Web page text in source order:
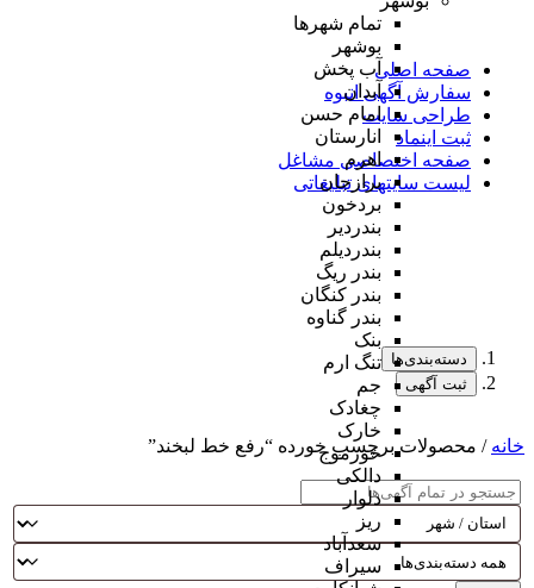
تمام شهر‌ها
بوشهر
آب پخش
آبدان
امام حسن
انارستان
اهرم
برازجان
بردخون
بندردیر
بندردیلم
بندر ریگ
بندر کنگان
بندر گناوه
بنک
تنگ ارم
جم
چغادک
خارک
خورموج
دالکی
دلوار
ریز
سعدآباد
سیراف
صفحه اصلی
سفارش آگهی انبوه
طراحی سایت
ثبت اینماد
صفحه اختصاصی مشاغل
لیست سایتهای تبلیغاتی
دسته‌بندی‌ها
ثبت آگهی
خانه / محصولات برچسب خورده “رفع خط لبخند”